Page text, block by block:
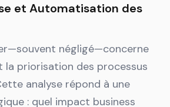
et Automatisation des
négligé—concerne
priorisation des processus
analyse répond à une
: quel impact business